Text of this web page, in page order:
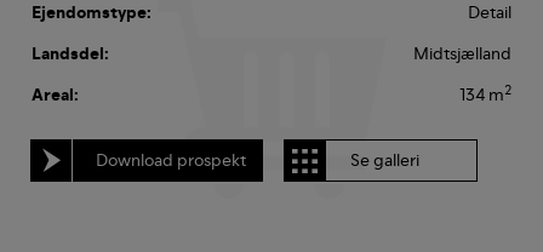
Ejendomstype:
Detail
Landsdel:
Midtsjælland
Areal:
134 m2
Download prospekt Se galleri